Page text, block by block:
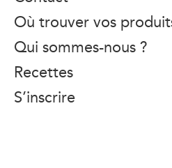
Où trouver vos
Qui sommes-nous ?
Recettes
S’inscrire